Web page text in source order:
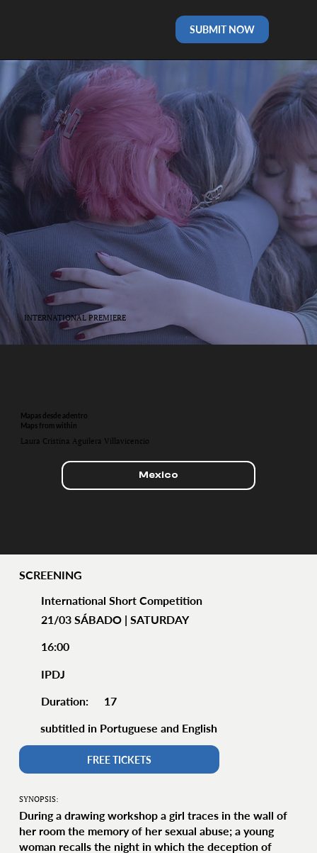
SUBMIT NOW
Mapas desde adentro
Maps from within
Laura Cristina Aguilera Villavicencio
Mexico
INTERNATIONAL PREMIERE
SCREENING
International Short Competition
21/03 SÁBADO | SATURDAY
16:00
IPDJ
Duration:
17
subtitled in Portuguese and English
FREE TICKETS
SYNOPSIS:
During a drawing workshop a girl traces in the wall of
her room the memory of her sexual abuse; a young
woman recalls the night in which the deception of